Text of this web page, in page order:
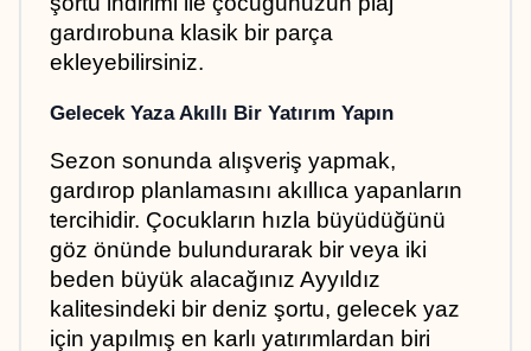
gardırobuna klasik bir parça
ekleyebilirsiniz.
Gelecek Yaza Akıllı Bir Yatırım Yapın
Sezon sonunda alışveriş yapmak,
gardırop planlamasını akıllıca yapanların
tercihidir. Çocukların hızla büyüdüğünü
göz önünde bulundurarak bir veya iki
beden büyük alacağınız Ayyıldız
kalitesindeki bir deniz şortu, gelecek yaz
için yapılmış en karlı yatırımlardan biri